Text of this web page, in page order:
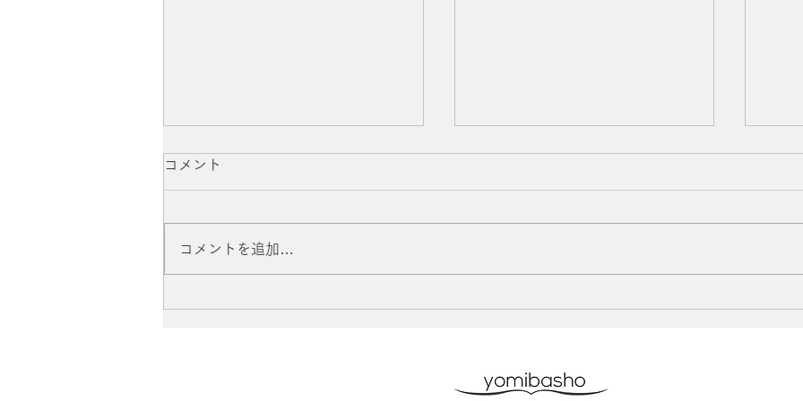
伝記漫画「三浦綾子」刊行記
ヘラルボニー トークイベン
2026.6.20
コメント
コメントを追加…